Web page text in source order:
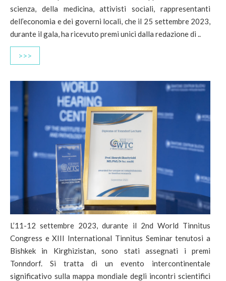
scienza, della medicina, attivisti sociali, rappresentanti
dell’economia e dei governi locali, che il 25 settembre 2023,
durante il gala, ha ricevuto premi unici dalla redazione di ..
>>>
L’11-12 settembre 2023, durante il 2nd World Tinnitus
Congress e XIII International Tinnitus Seminar tenutosi a
Bishkek in Kirghizistan, sono stati assegnati i premi
Tonndorf. Si tratta di un evento intercontinentale
significativo sulla mappa mondiale degli incontri scientifici